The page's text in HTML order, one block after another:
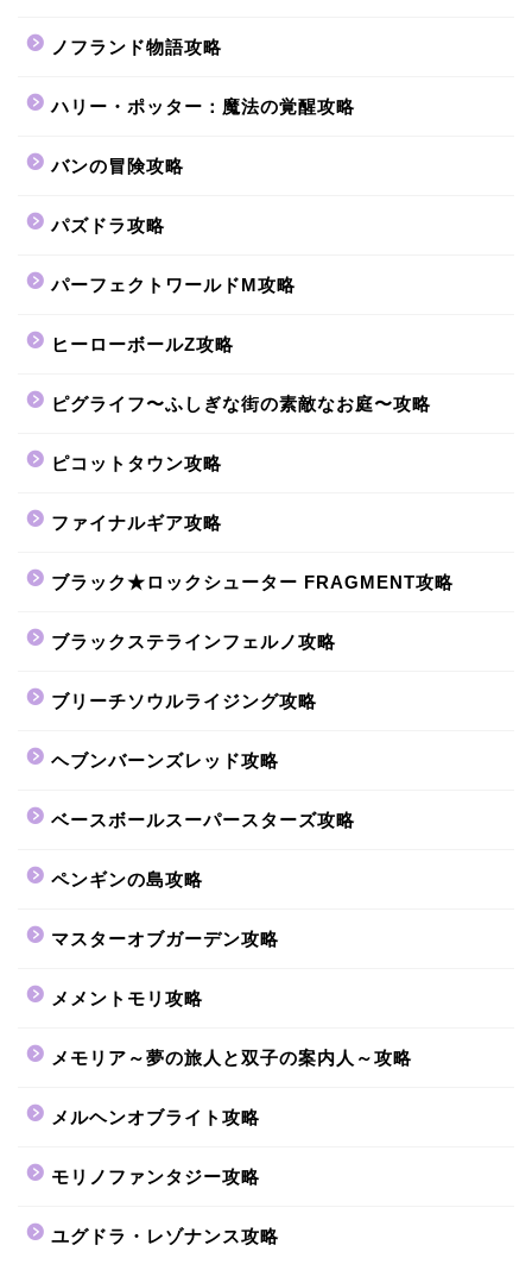
ノフランド物語攻略
ハリー・ポッター：魔法の覚醒攻略
バンの冒険攻略
パズドラ攻略
パーフェクトワールドM攻略
ヒーローボールZ攻略
ピグライフ〜ふしぎな街の素敵なお庭〜攻略
ピコットタウン攻略
ファイナルギア攻略
ブラック★ロックシューター FRAGMENT攻略
ブラックステラインフェルノ攻略
ブリーチソウルライジング攻略
ヘブンバーンズレッド攻略
ベースボールスーパースターズ攻略
ペンギンの島攻略
マスターオブガーデン攻略
メメントモリ攻略
メモリア～夢の旅人と双子の案内人～攻略
メルヘンオブライト攻略
モリノファンタジー攻略
ユグドラ・レゾナンス攻略